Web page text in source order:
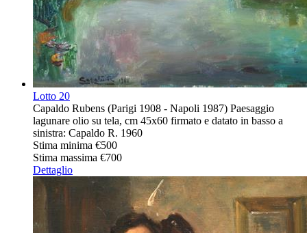
Lotto 20
Capaldo Rubens (Parigi 1908 - Napoli 1987) Paesaggio
lagunare olio su tela, cm 45x60 firmato e datato in basso a
sinistra: Capaldo R. 1960
Stima minima €500
Stima massima €700
Dettaglio